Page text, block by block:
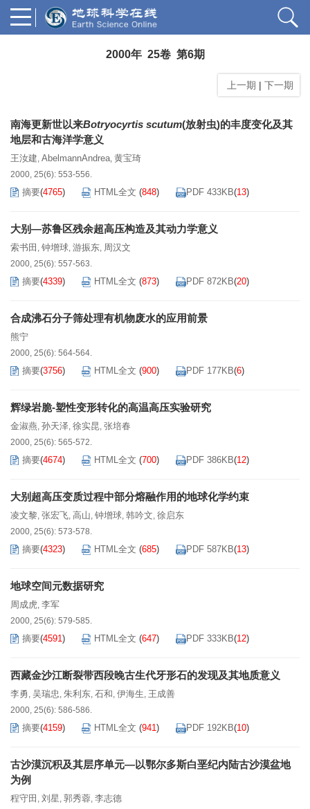
2000年 25卷 第6期
上一期 | 下一期
南海更新世以来Botryocyrtis scutum(放射虫)的丰度变化及其
地层和古海洋学意义
王汝建, AbelmannAndrea, 黄宝琦
2000, 25(6): 553-556.
摘要(4765) HTML全文 (848) PDF 433KB(13)
大别—苏鲁区残余超高压构造及其动力学意义
索书田 , 钟增球, 游振东, 周汉文
2000, 25(6): 557-563.
摘要(4339) HTML全文 (873) PDF 872KB(20)
合成沸石分子筛处理有机物废水的应用前景
熊宁
2000, 25(6): 564-564.
摘要(3756) HTML全文 (900) PDF 177KB(6)
辉绿岩脆-塑性变形转化的高温高压实验研究
金淑燕, 孙天泽, 徐实昆, 张培春
2000, 25(6): 565-572.
摘要(4674) HTML全文 (700) PDF 386KB(12)
大别超高压变质过程中部分熔融作用的地球化学约束
凌文黎, 张宏飞, 高山, 钟增球, 韩吟文, 徐启东
2000, 25(6): 573-578.
摘要(4323) HTML全文 (685) PDF 587KB(13)
地球空间元数据研究
周成虎, 李军
2000, 25(6): 579-585.
摘要(4591) HTML全文 (647) PDF 333KB(12)
西藏金沙江断裂带西段晚古生代牙形石的发现及其地质意义
李勇, 吴瑞忠, 朱利东, 石和, 伊海生, 王成善
2000, 25(6): 586-586.
摘要(4159) HTML全文 (941) PDF 192KB(10)
古沙漠沉积及其层序单元—以鄂尔多斯白垩纪内陆古沙漠盆地
为例
程守田 , 刘星, 郭秀蓉, 李志德